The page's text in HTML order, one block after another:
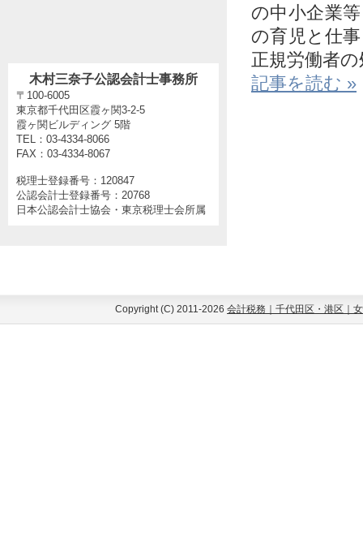
の中小企業
の育児と仕
正規労働者
記事を読む »
木村三奈子公認会計士事務所
〒100-6005
東京都千代田区霞ヶ関3-2-5
霞ヶ関ビルディング 5階
TEL：03-4334-8066
FAX：03-4334-8067
税理士登録番号：120847
公認会計士登録番号：20768
日本公認会計士協会・東京税理士会所属
Copyright (C) 2011-2026 会計税務｜千代田区・港区｜